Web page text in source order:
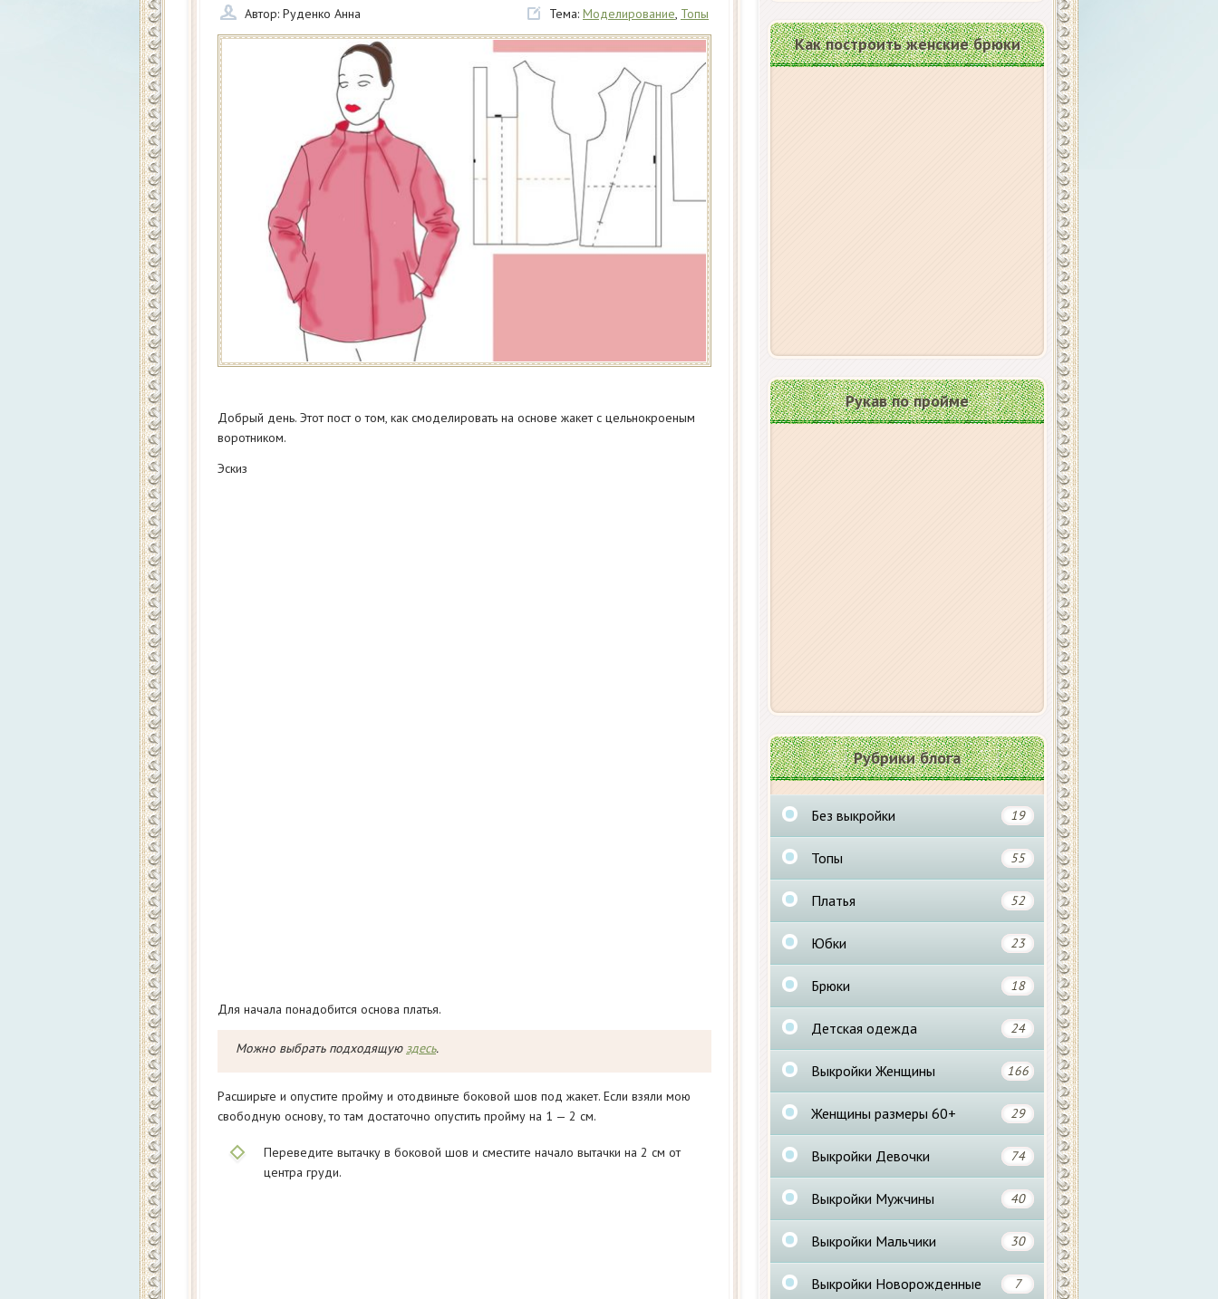
Автор: Руденко Анна Тема: Моделирование, Топы
Добрый день. Этот пост о том, как смоделировать на основе жакет с цельнокроеным
воротником.
Эскиз
Для начала понадобится основа платья.
Можно выбрать подходящую здесь.
Расширьте и опустите пройму и отодвиньте боковой шов под жакет. Если взяли мою
свободную основу, то там достаточно опустить пройму на 1 — 2 см.
Переведите вытачку в боковой шов и сместите начало вытачки на 2 см от
центра груди.
Как построить женские брюки
Рукав по пройме
Рубрики блога
Без выкройки 19
Топы 55
Платья 52
Юбки 23
Брюки 18
Детская одежда 24
Выкройки Женщины 166
Женщины размеры 60+ 29
Выкройки Девочки 74
Выкройки Мужчины 40
Выкройки Мальчики 30
Выкройки Новорожденные 7